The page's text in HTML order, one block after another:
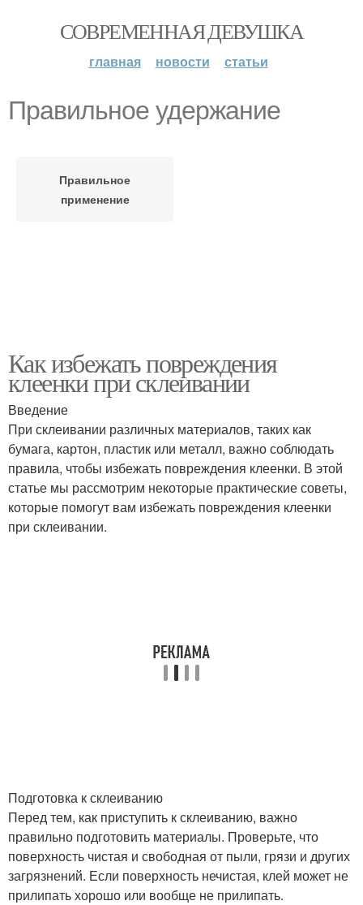
СОВРЕМЕННАЯ ДЕВУШКА
главная новости статьи
Правильное удержание
Правильное
применение
Как избежать повреждения
клеенки при склеивании
Введение
При склеивании различных материалов, таких как
бумага, картон, пластик или металл, важно соблюдать
правила, чтобы избежать повреждения клеенки. В этой
статье мы рассмотрим некоторые практические советы,
которые помогут вам избежать повреждения клеенки
при склеивании.
Подготовка к склеиванию
Перед тем, как приступить к склеиванию, важно
правильно подготовить материалы. Проверьте, что
поверхность чистая и свободная от пыли, грязи и других
загрязнений. Если поверхность нечистая, клей может не
прилипать хорошо или вообще не прилипать.